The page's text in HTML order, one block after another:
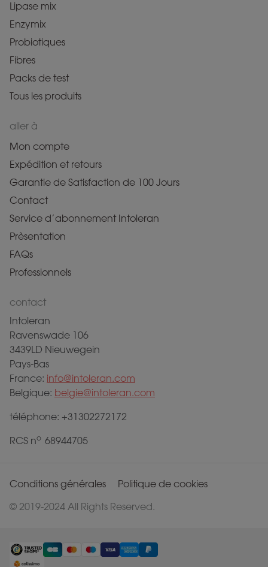
Lipase mix
Enzymix
Probiotiques
Fibres
Packs de test
Tous les produits
aller à
Mon compte
Expédition et retours
Garantie de Satisfaction de 100 Jours
Contact
Service d’abonnement Intoleran
Prèsentation
FAQs
Professionnels
contact
Intoleran
Ravenswade 106
3439LD Nieuwegein
Pays-Bas
France: info@intoleran.com
Belgique: belgie@intoleran.com
téléphone: +31302272172
RCS no 68944705
© 2019-2024 All Rights Reserved.
Conditions générales Politique de cookies